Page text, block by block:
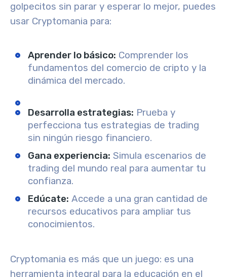
golpecitos sin parar y esperar lo mejor, puedes
usar Cryptomania para:
Aprender lo básico: Comprender los
fundamentos del comercio de cripto y la
dinámica del mercado.
Desarrolla estrategias: Prueba y
perfecciona tus estrategias de trading
sin ningún riesgo financiero.
Gana experiencia: Simula escenarios de
trading del mundo real para aumentar tu
confianza.
Edúcate: Accede a una gran cantidad de
recursos educativos para ampliar tus
conocimientos.
Cryptomania es más que un juego: es una
herramienta integral para la educación en el